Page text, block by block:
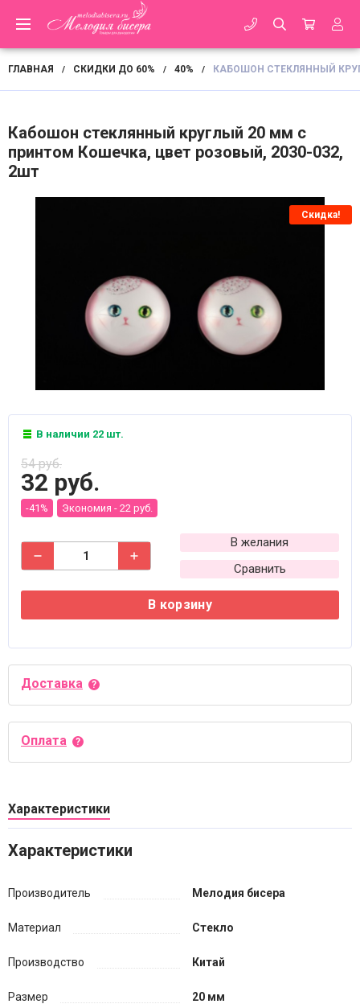
ГЛАВНАЯ / СКИДКИ ДО 60% / 40% / КАБОШОН СТЕКЛЯННЫЙ
Кабошон стеклянный круглый 20 мм с
принтом Кошечка, цвет розовый, 2030-032,
2шт
Скидка!
В наличии 22 шт.
54 руб.
32 руб.
-41% Экономия - 22 руб.
В желания
Сравнить
В корзину
Доставка
Оплата
Характеристики
Характеристики
Производитель Мелодия бисера
Материал Стекло
Производство Китай
Размер 20 мм